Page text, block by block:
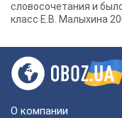
словосочетания и
класс Е.В. Малыхина
О компании